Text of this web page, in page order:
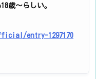
歳〜らしい。
entry-1297170